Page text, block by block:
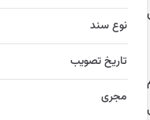
نوع سند
تاریخ تصویب
مجری